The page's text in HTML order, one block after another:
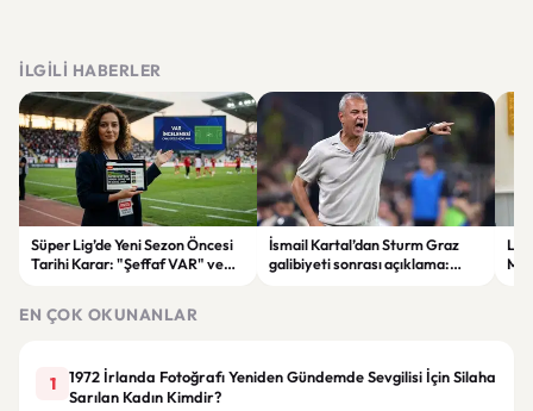
İLGILI HABERLER
Süper Lig’de Yeni Sezon Öncesi
Tarihi Karar: "Şeffaf VAR" ve
İsmail Kartal’dan Sturm Graz
galibiyeti sonrası açıklama:
EN ÇOK OKUNANLAR
1
1972 İrlanda Fotoğrafı Yeniden Gündemde Sevgilisi İçin Silaha
Sarılan Kadın Kimdir?